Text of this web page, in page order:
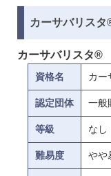
カーサバリスタ
カーサバリスタ®
資格名 カー
認定団体 一般
等級 なし
難易度 やや